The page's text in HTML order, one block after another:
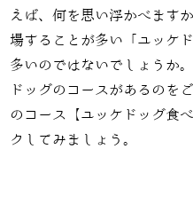
えば、何を思い浮かべます
場することが多い「ユッケ
多いのではないでしょうか
ドッグのコースがあるのを
のコース【ユッケドッグ食
クしてみましょう。